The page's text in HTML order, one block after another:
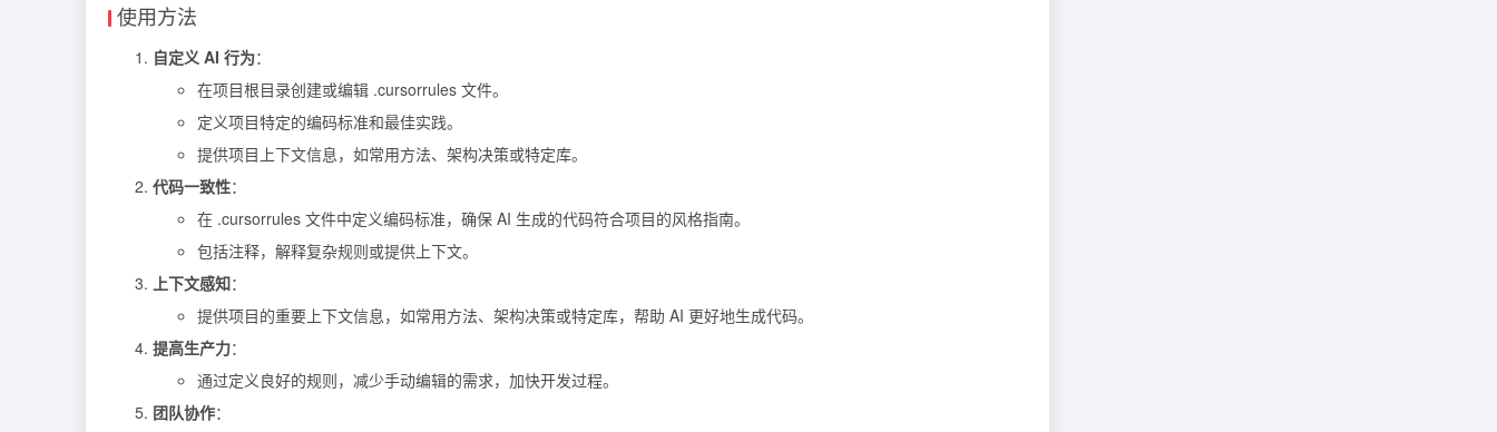
使用方法
自定义 AI 行为：
在项目根目录创建或编辑 .cursorrules 文件。
定义项目特定的编码标准和最佳实践。
提供项目上下文信息，如常用方法、架构决策或特定库。
代码一致性：
在 .cursorrules 文件中定义编码标准，确保 AI 生成的代码符合项目的风格指南。
包括注释，解释复杂规则或提供上下文。
上下文感知：
提供项目的重要上下文信息，如常用方法、架构决策或特定库，帮助 AI 更好地生成代码。
提高生产力：
通过定义良好的规则，减少手动编辑的需求，加快开发过程。
团队协作：